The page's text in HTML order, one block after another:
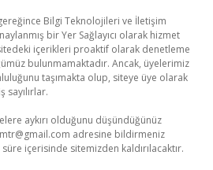
Bilgi Teknolojileri ve İletişim
bir Yer Sağlayıcı olarak hizmet
içerikleri proaktif olarak denetleme
bulunmamaktadır. Ancak, üyelerimiz
taşımakta olup, siteye üye olarak
aykırı olduğunu düşündüğünüz
adresine bildirmeniz
içerisinde sitemizden kaldırılacaktır.